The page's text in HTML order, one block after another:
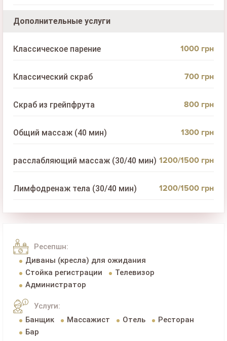
Дополнительные услуги
Классическое парение 1000 грн
Классический скраб 700 грн
Скраб из грейпфрута 800 грн
Общий массаж (40 мин) 1300 грн
расслабляющий массаж (30/40 мин) 1200/1500 грн
Лимфодренаж тела (30/40 мин) 1200/1500 грн
Ресепшн:
Диваны (кресла) для ожидания
Стойка регистрации
Телевизор
Администратор
Услуги:
Банщик
Массажист Отель
Ресторан
Бар